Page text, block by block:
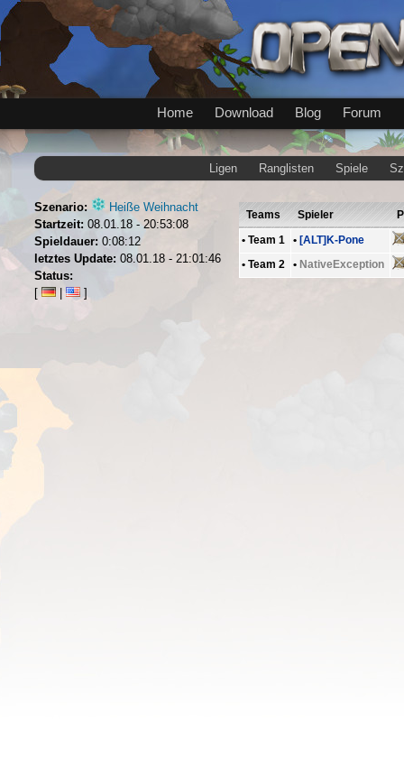
Home Download Blog Forum
Ligen Ranglisten Spiele
Szenario:
Heiße Weihnacht
Startzeit: 08.01.18 - 20:53:08
Spieldauer: 0:08:12
letztes Update: 08.01.18 - 21:01:46
Status:
Teams Spieler
• Team 1 • [ALT]K-Pone
• Team 2 • NativeException
[ ]